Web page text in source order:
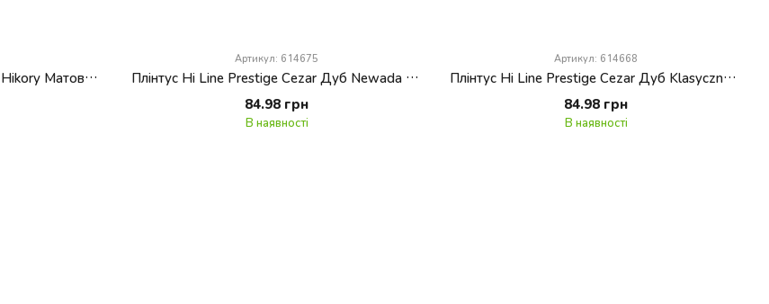
Плінтус Hi Line Prestige Cezar Hikory Матовий M106
Артикул: 614675
Плінтус Hi Line Prestige Cezar Дуб Newada Матовий M126
84.98 грн
В наявності
Артикул: 614668
Плінтус Hi Line Prestige Cezar Дуб Klasyczny Матовий M135
84.98 грн
В наявності